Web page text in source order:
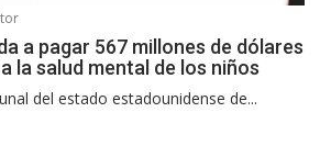
a pagar 567 millones de dólares
la salud mental de los niños
del estado estadounidense de...